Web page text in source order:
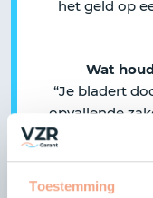
Toestemming
het geld op
Wat
“Je bladert
opvallende
met het
elkaar kost het